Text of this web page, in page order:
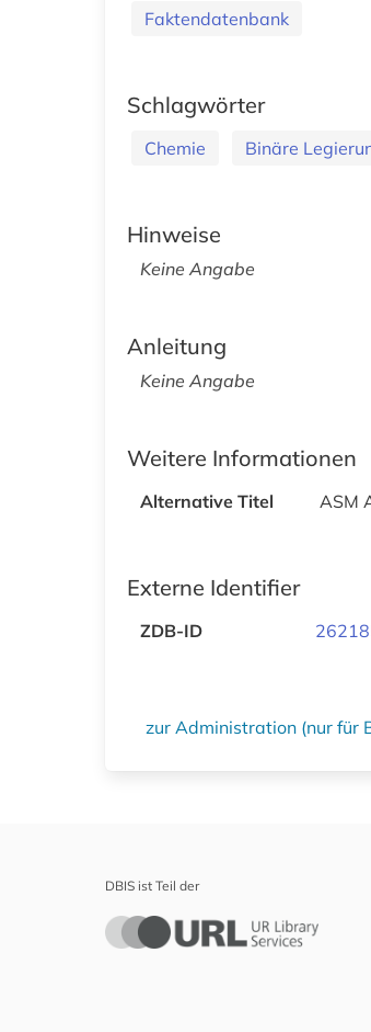
Faktendatenbank
Schlagwörter
Chemie Binäre
Hinweise
Keine Angabe
Anleitung
Keine Angabe
Weitere Informationen
Alternative Titel ASM
Externe Identifier
ZDB-ID
zur Administration (nur für
DBIS ist Teil der